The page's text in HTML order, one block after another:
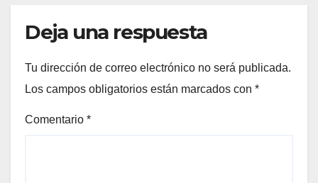
Deja una respuesta
Tu dirección de correo electrónico no será publicada.
Los campos obligatorios están marcados con *
Comentario *